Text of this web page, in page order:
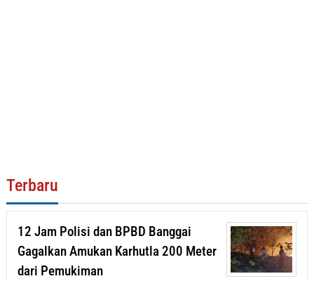
Terbaru
12 Jam Polisi dan BPBD Banggai
Gagalkan Amukan Karhutla 200 Meter
dari Pemukiman